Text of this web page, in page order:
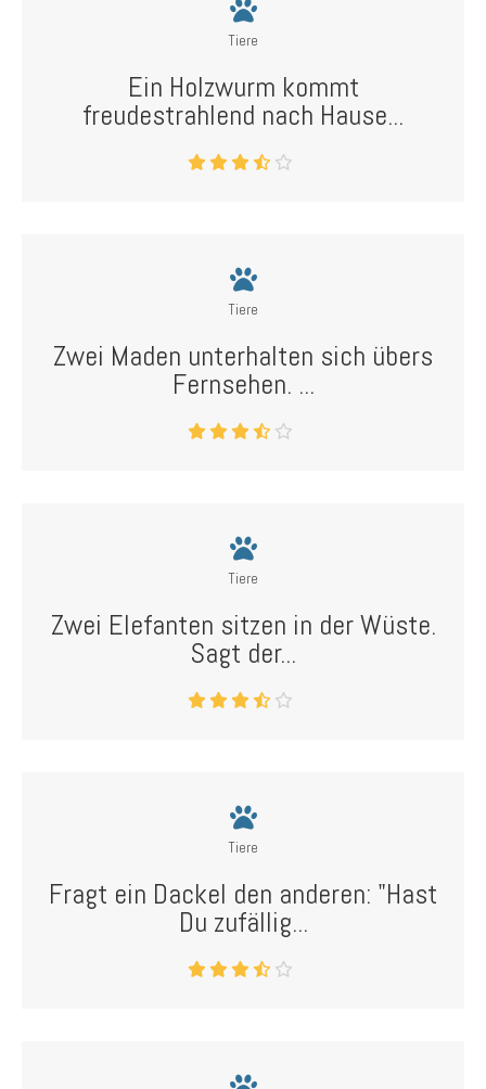
Tiere
Ein Holzwurm kommt
freudestrahlend nach Hause...
Tiere
Zwei Maden unterhalten sich übers
Fernsehen. ...
Tiere
Zwei Elefanten sitzen in der Wüste.
Sagt der...
Tiere
Fragt ein Dackel den anderen: "Hast
Du zufällig...